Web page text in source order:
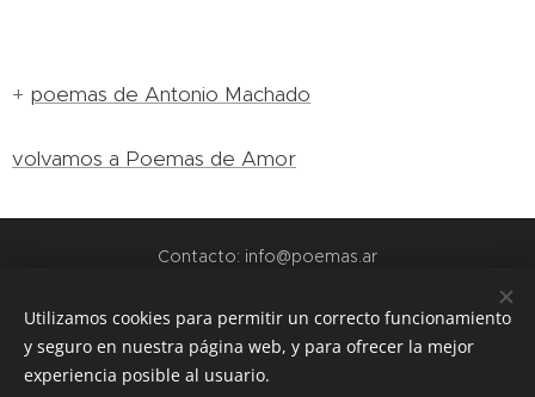
+ poemas de Antonio Machado
volvamos a Poemas de Amor
Contacto: info@poemas.ar
webs amigas:
www.teamo.ar
Utilizamos cookies para permitir un correcto funcionamiento
y seguro en nuestra página web, y para ofrecer la mejor
experiencia posible al usuario.